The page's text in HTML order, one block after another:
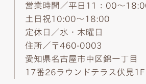
営業時間／平日11：00～
土日祝10:00～18:00
定休日／水・木曜日
住所／〒460-0003
愛知県名古屋市中区錦一丁目
17番26ラウンドテラス伏見1F